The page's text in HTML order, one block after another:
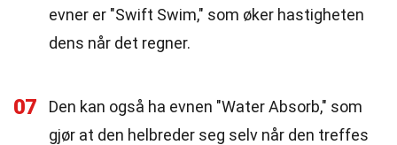
evner er "Swift Swim," som øker hastigheten
dens når det regner.
07
Den kan også ha evnen "Water Absorb," som
gjør at den helbreder seg selv når den treffes